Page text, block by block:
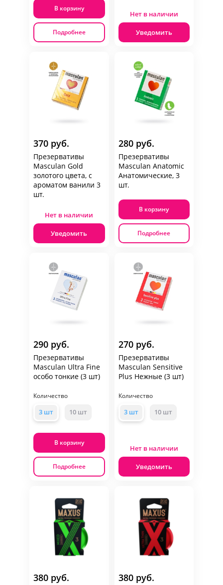
В корзину
Подробнее
Нет в наличии
Уведомить
370 руб.
Презервативы
Masculan Gold
золотого цвета, с
ароматом ванили 3
шт.
Нет в наличии
Уведомить
280 руб.
Презервативы
Masculan Anatomic
Анатомические, 3
шт.
В корзину
Подробнее
290 руб.
Презервативы
Masculan Ultra Fine
особо тонкие (3 шт)
Количество
3 шт 10 шт
В корзину
Подробнее
270 руб.
Презервативы
Masculan Sensitive
Plus Нежные (3 шт)
Количество
3 шт 10 шт
Нет в наличии
Уведомить
380 руб. 380 руб.